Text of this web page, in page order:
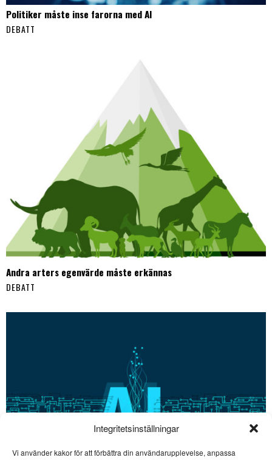
Integritetsinställningar
Vi använder kakor för att förbättra din användarupplevelse, anpassa
Politiker måste inse farorna med AI
DEBATT
Andra arters egenvärde måste erkännas
DEBATT